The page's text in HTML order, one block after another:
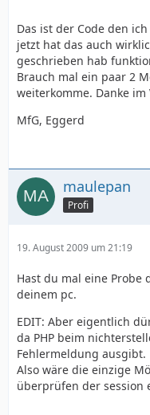
Das ist der Code den
jetzt hat das auch
geschrieben hab
Brauch mal ein paar 2
weiterkomme. Danke
MfG, Eggerd
maulepan
Profi
19. August 2009 um 21:19
Hast du mal eine Probe
deinem pc.
EDIT: Aber eigentlich
da PHP beim
Fehlermeldung ausgibt.
Also wäre die einzige
überprüfen der session